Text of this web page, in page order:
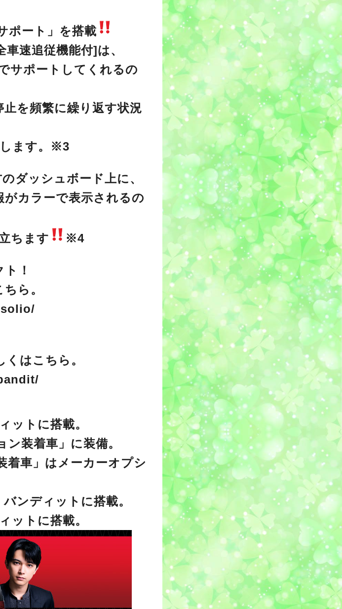
ポート」を搭載
速追従機能付]は、
サポートしてくれるの
を頻繁に繰り返す状況
します。※3
ダッシュボード上に、
カラーで表示されるの
ちます
※4
ト！
ら。
くはこちら。
ットに搭載。
装着車」に装備。
車」はメーカーオプシ
ンディットに搭載。
ットに搭載。